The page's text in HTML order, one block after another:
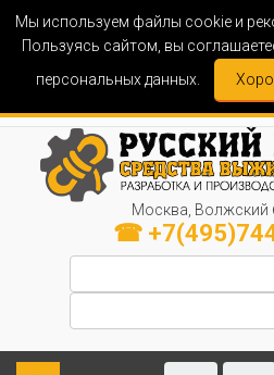
Мы используем файлы cookie и
Пользуясь сайтом, вы
персональных данных.
Москва, Волжский
☎